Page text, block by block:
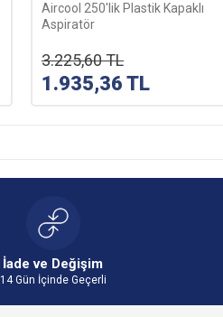
Aircool 250'lik Plastik Kapaklı
Aspiratör
3.225,60TL
1.935,36 TL
İade ve Değişim
14 Gün İçinde Geçerli